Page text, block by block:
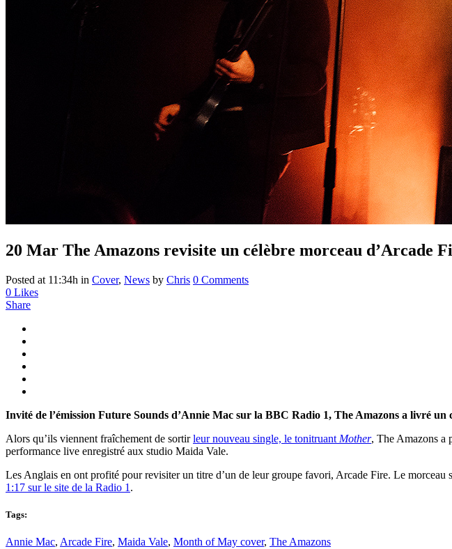
20 Mar The Amazons revisite un célèbre morceau d’Arcade
Posted at 11:34h in Cover, News by Chris 0 Comments
0 Likes
Share
Invité de l’émission Future Sounds d’Annie Mac sur la BBC Radio 1, The Amazons a livré
Alors qu’ils viennent fraîchement de sortirleur nouveau single, le tonitruant Mother, The Amazons a
performance live enregistré aux studio Maida Vale.
Les Anglais en ont profité pour revisiter un titre d’un de leur groupe favori, Arcade Fire. Le morceau
1:17 sur le site de la Radio 1 .
Tags:
Annie Mac, Arcade Fire, Maida Vale, Month of May cover, The Amazons